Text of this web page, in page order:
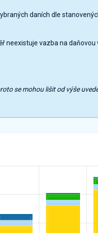
daních dle
neexistuje vazba na
se mohou lišit od výše